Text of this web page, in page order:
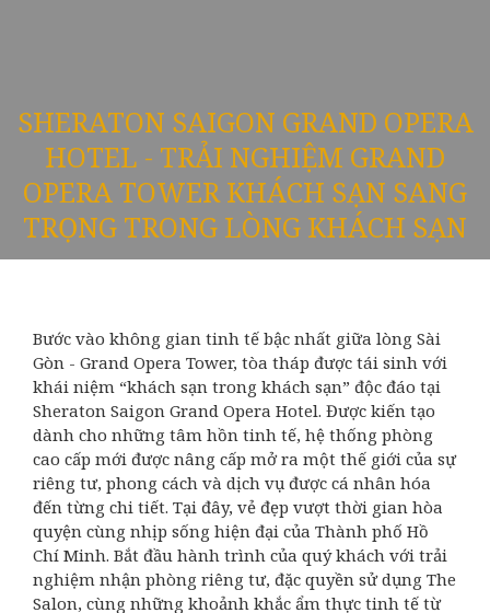
SHERATON SAIGON GRAND OPERA
HOTEL - TRẢI NGHIỆM GRAND
OPERA TOWER KHÁCH SẠN SANG
TRỌNG TRONG LÒNG KHÁCH SẠN
Bước vào không gian tinh tế bậc nhất giữa lòng Sài
Gòn - Grand Opera Tower, tòa tháp được tái sinh với
khái niệm “khách sạn trong khách sạn” độc đáo tại
Sheraton Saigon Grand Opera Hotel. Được kiến tạo
dành cho những tâm hồn tinh tế, hệ thống phòng
cao cấp mới được nâng cấp mở ra một thế giới của sự
riêng tư, phong cách và dịch vụ được cá nhân hóa
đến từng chi tiết. Tại đây, vẻ đẹp vượt thời gian hòa
quyện cùng nhịp sống hiện đại của Thành phố Hồ
Chí Minh. Bắt đầu hành trình của quý khách với trải
nghiệm nhận phòng riêng tư, đặc quyền sử dụng The
Salon, cùng những khoảnh khắc ẩm thực tinh tế từ